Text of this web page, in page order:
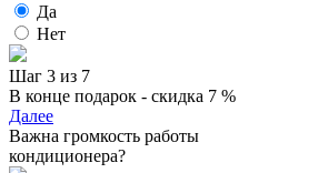
Да
Нет
Шаг 3 из 7
В конце подарок - скидка 7 %
Далее
Важна громкость работы
кондиционера?